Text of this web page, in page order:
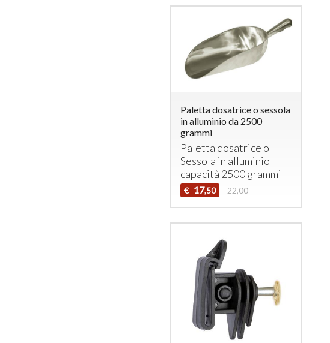
Paletta dosatrice o sessola
in alluminio da 2500
grammi
Paletta dosatrice o
Sessola in alluminio
capacità 2500 grammi
€ 17,50 22,00